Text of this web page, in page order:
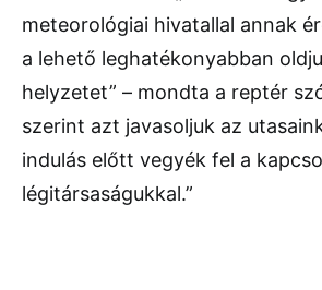
meteorológiai hivatallal annak
a lehető leghatékonyabban
helyzetet” – mondta a reptér
szerint azt javasoljuk az
indulás előtt vegyék fel a
légitársaságukkal.”